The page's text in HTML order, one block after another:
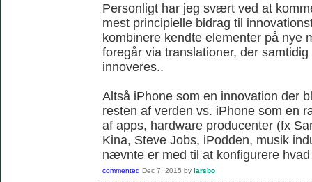
Personligt har jeg svært ved at
mest principielle bidrag til
kombinere kendte elementer på nye
foregår via translationer, der
innoveres..
Altså iPhone som en innovation der
resten af verden vs. iPhone som en
af apps, hardware producenter (fx
Kina, Steve Jobs, iPodden, musik
nævnte er med til at konfigurere
commented Dec 7, 2015 by larsbo